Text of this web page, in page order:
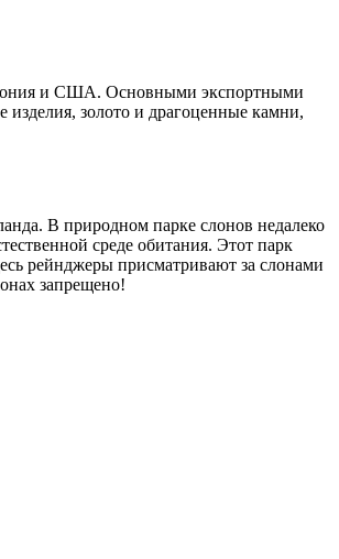
и США. Основными экспортными
золото и драгоценные камни,
В природном парке слонов недалеко
среде обитания. Этот парк
рейнджеры присматривают за слонами
запрещено!